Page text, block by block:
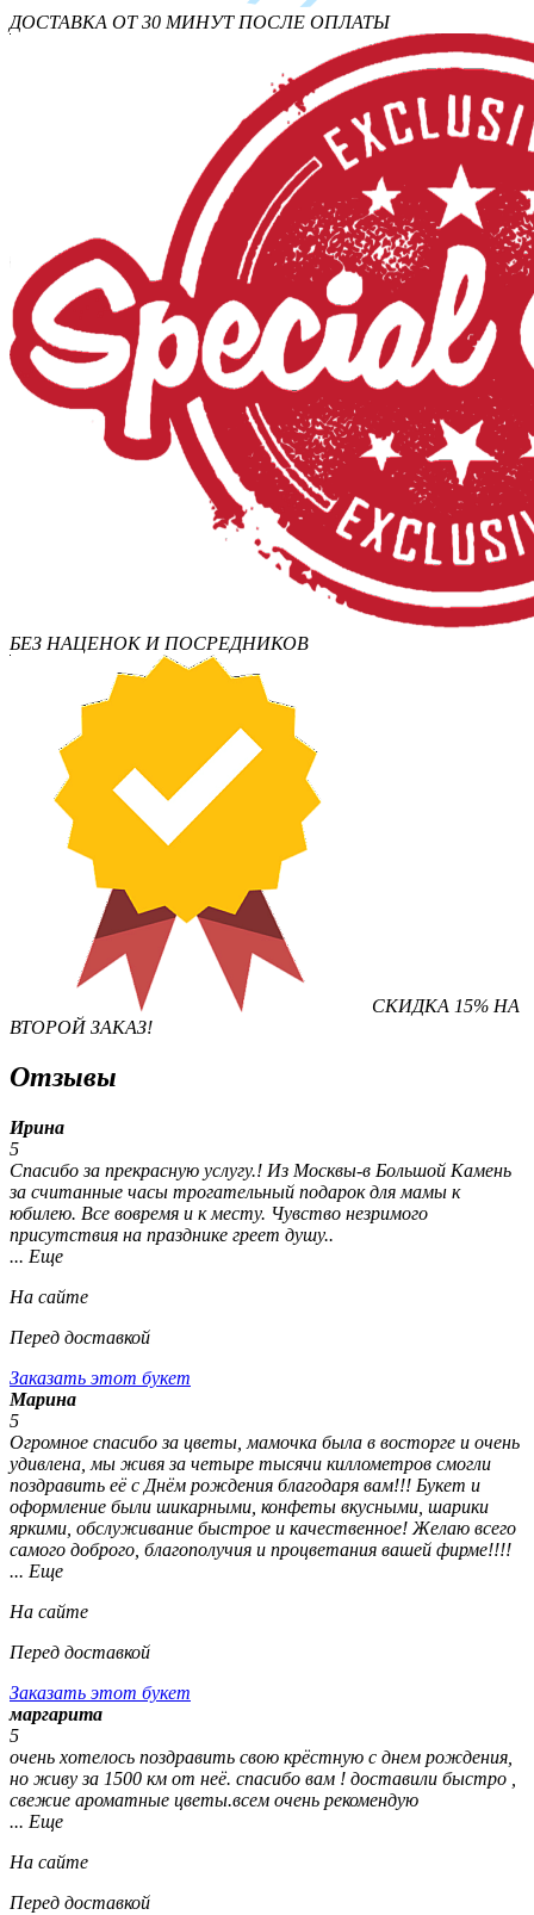
ДОСТАВКА ОТ 30 МИНУТ ПОСЛЕ ОПЛАТЫ
БЕЗ НАЦЕНОК И ПОСРЕДНИКОВ
СКИДКА 15% НА
ВТОРОЙ ЗАКАЗ!
Отзывы
Ирина
5
Спасибо за прекрасную услугу.! Из Москвы-в Большой Камень
за считанные часы трогательный подарок для мамы к
юбилею. Все вовремя и к месту. Чувство незримого
присутствия на празднике греет душу..
... Еще
На сайте
Перед доставкой
Заказать этот букет
Марина
5
Огромное спасибо за цветы, мамочка была в восторге и очень
удивлена, мы живя за четыре тысячи киллометров смогли
поздравить её с Днём рождения благодаря вам!!! Букет и
оформление были шикарными, конфеты вкусными, шарики
яркими, обслуживание быстрое и качественное! Желаю всего
самого доброго, благополучия и процветания вашей фирме!!!!
... Еще
На сайте
Перед доставкой
Заказать этот букет
маргарита
5
очень хотелось поздравить свою крёстную с днем рождения,
но живу за 1500 км от неё. спасибо вам ! доставили быстро ,
свежие ароматные цветы.всем очень рекомендую
... Еще
На сайте
Перед доставкой